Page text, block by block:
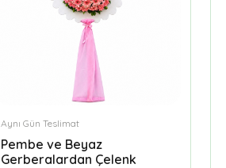
Aynı Gün Teslimat
Pembe ve Beyaz
Gerberalardan Çelenk